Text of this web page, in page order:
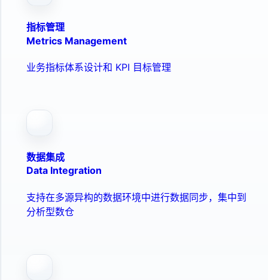
指标管理
Metrics Management
业务指标体系设计和 KPI 目标管理
数据集成
Data Integration
支持在多源异构的数据环境中进行数据同步，集中到
分析型数仓